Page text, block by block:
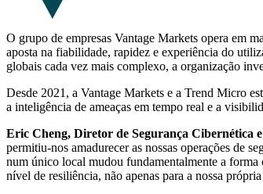
O grupo de empresas Vantage Markets opera em
aposta na fiabilidade, rapidez e experiência do
globais cada vez mais complexo, a organização
Desde 2021, a Vantage Markets e a Trend Micro
a inteligência de ameaças em tempo real e a
Eric Cheng, Diretor de Segurança Cibernética
permitiu-nos amadurecer as nossas operações de
num único local mudou fundamentalmente a forma
nível de resiliência, não apenas para a nossa